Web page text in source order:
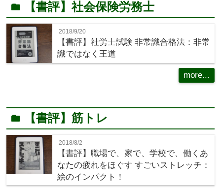
folder 【書評】社会保険労務士
2018/9/20
【書評】社労士試験 非常識合格法：非常
識ではなく王道
more...
folder 【書評】筋トレ
2018/8/2
【書評】職場で、家で、学校で、働くあ
なたの疲れをほぐす すごいストレッチ：
絵のインパクト！